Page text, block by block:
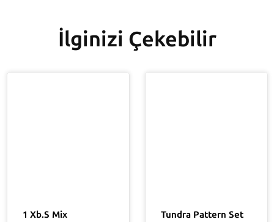
İlginizi Çekebilir
1 Xb.s Mix Tundra Pattern Set